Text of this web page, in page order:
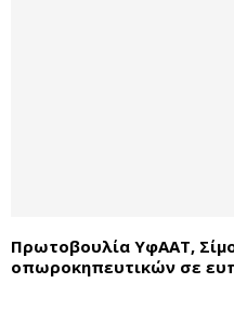
Πρωτοβουλία ΥφΑΑΤ,
οπωροκηπευτικών σε